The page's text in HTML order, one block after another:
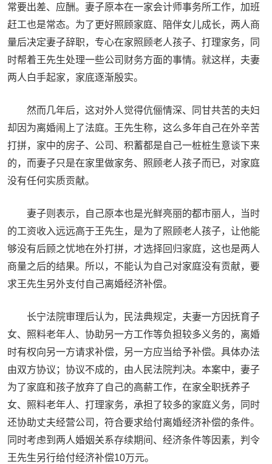
常要出差、应酬。妻子原本在一家会计师事务所工作，加班
赶工也是常态。为了更好照顾家庭、陪伴女儿成长，两人商
量后决定妻子辞职，专心在家照顾老人孩子、打理家务，同
时帮着王先生处理一些公司财务方面的事情。就这样，夫妻
两人白手起家，家底逐渐殷实。
然而几年后，这对外人觉得伉俪情深、同甘共苦的夫妇
却因为离婚闹上了法庭。王先生称，这么多年自己在外辛苦
打拼，家中的房子、公司、积蓄都是自己一桩桩生意谈下来
的，而妻子只是在家里做家务、照顾老人孩子而已，对家庭
没有任何实质贡献。
妻子则表示，自己原本也是光鲜亮丽的都市丽人，当时
的工资收入远远高于王先生，是为了照顾老人孩子，让他能
够没有后顾之忧地在外打拼，才选择回归家庭，这也是两人
商量之后的结果。所以，不能认为自己对家庭没有贡献，要
求王先生另外支付自己离婚经济补偿。
长宁法院审理后认为，民法典规定，夫妻一方因抚育子
女、照料老年人、协助另一方工作等负担较多义务的，离婚
时有权向另一方请求补偿，另一方应当给予补偿。具体办法
由双方协议；协议不成的，由人民法院判决。本案中，妻子
为了家庭和孩子放弃了自己的高薪工作，在家全职抚养子
女、照料老年人、打理家务，承担了较多的家庭义务，同时
还协助丈夫经营公司，符合要求给付离婚经济补偿的条件。
同时考虑到两人婚姻关系存续期间、经济条件等因素，判令
王先生另行给付经济补偿10万元。